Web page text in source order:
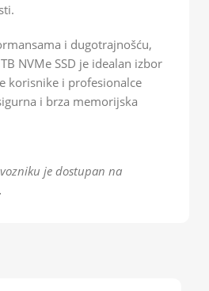
i dugotrajnošću,
NVMe SSD je idealan izbor
korisnike i profesionalce
i brza memorijska
je dostupan na